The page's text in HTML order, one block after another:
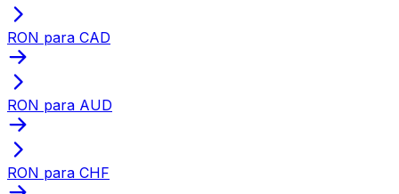
RON para CAD
RON para AUD
RON para CHF